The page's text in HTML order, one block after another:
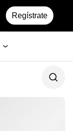
Regístrate